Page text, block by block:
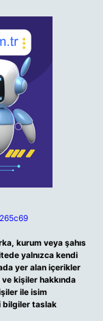
kurum veya şahıs
yalnızca kendi
yer alan içerikler
kişiler hakkında
ile isim
bilgiler taslak